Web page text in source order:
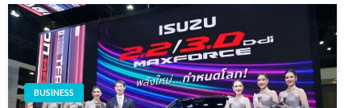
BUSINESS